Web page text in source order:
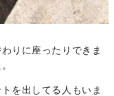
りに座ったりできま
を出してる人もいま